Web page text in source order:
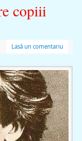
copiii
Lasă un comentariu